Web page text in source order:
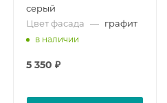
серый
Цвет фасада — графит
в наличии
5 350 ₽